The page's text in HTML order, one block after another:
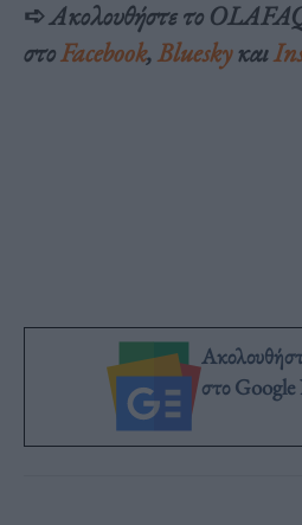
➪Ακολουθήστε το
στοFacebook,Blueskyκαι
στο